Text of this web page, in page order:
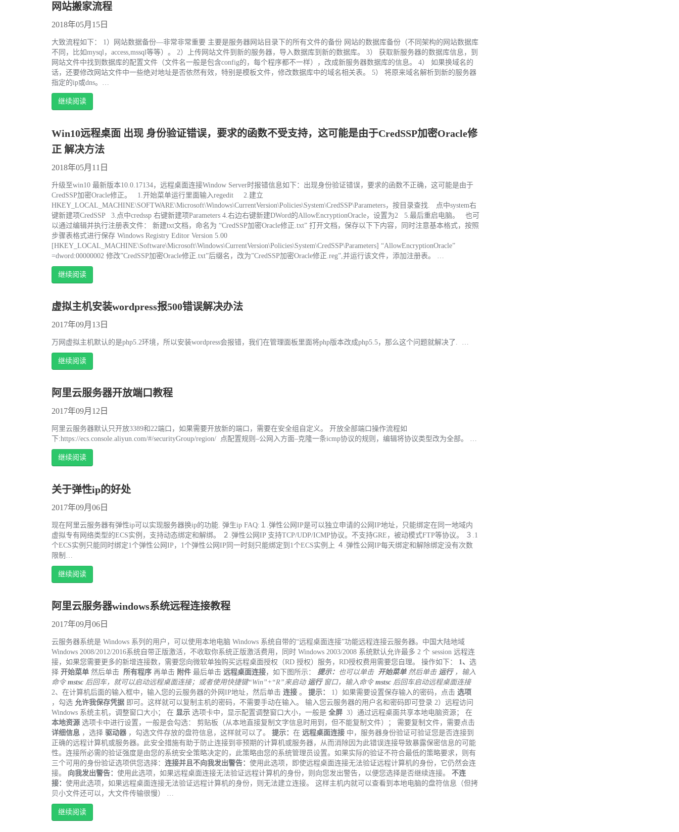
网站搬家流程
2018年05月15日
大致流程如下： 1）网站数据备份—非常非常重要 主要是服务器网站目录下的所有文件的备份 网站的数据库备份（不同架构的网站数据库
不同，比如mysql，access,mssql等等）。 2）上传网站文件到新的服务器，导入数据库到新的数据库。 3） 获取新服务器的数据库信息，到
网站文件中找到数据库的配置文件（文件名一般是包含config的，每个程序都不一样），改成新服务器数据库的信息。 4） 如果换域名的
话，还要修改网站文件中一些绝对地址是否依然有效，特别是模板文件，修改数据库中的域名相关表。 5） 将原来域名解析到新的服务器
指定的ip或dns。…
继续阅读
Win10远程桌面 出现 身份验证错误，要求的函数不受支持，这可能是由于CredSSP加密Oracle修
正 解决方法
2018年05月11日
升级至win10 最新版本10.0.17134，远程桌面连接Window Server时报错信息如下：出现身份验证错误，要求的函数不正确，这可能是由于
CredSSP加密Oracle修正。 1.开始菜单运行里面输入regedit 2.建立
HKEY_LOCAL_MACHINE\SOFTWARE\Microsoft\Windows\CurrentVersion\Policies\System\CredSSP\Parameters，按目录查找. 点中system右
键新建项CredSSP 3.点中credssp 右键新建项Parameters 4.右边右键新建DWord的AllowEncryptionOracle，设置为2 5.最后重启电脑。 也可
以通过编辑并执行注册表文件： 新建txt文档，命名为 “CredSSP加密Oracle修正.txt” 打开文档，保存以下下内容，同时注意基本格式，按照
步骤表格式进行保存 Windows Registry Editor Version 5.00
[HKEY_LOCAL_MACHINE\Software\Microsoft\Windows\CurrentVersion\Policies\System\CredSSP\Parameters] “AllowEncryptionOracle”
=dword:00000002 修改”CredSSP加密Oracle修正.txt”后缀名，改为”CredSSP加密Oracle修正.reg”,并运行该文件，添加注册表。 …
继续阅读
虚拟主机安装wordpress报500错误解决办法
2017年09月13日
万网虚拟主机默认的是php5.2环境，所以安装wordpress会报错，我们在管理面板里面将php版本改成php5.5，那么这个问题就解决了. …
继续阅读
阿里云服务器开放端口教程
2017年09月12日
阿里云服务器默认只开放3389和22端口，如果需要开放新的端口，需要在安全组自定义。 开放全部端口操作流程如
下:https://ecs.console.aliyun.com/#/securityGroup/region/ 点配置规则–公网入方面–克隆一条icmp协议的规则，编辑将协议类型改为全部。 …
继续阅读
关于弹性ip的好处
2017年09月06日
现在阿里云服务器有弹性ip可以实现服务器换ip的功能. 弹生ip FAQ:１.弹性公网IP是可以独立申请的公网IP地址，只能绑定在同一地域内
虚拟专有网络类型的ECS实例，支持动态绑定和解绑。 ２.弹性公网IP 支持TCP/UDP/ICMP协议。不支持GRE，被动模式FTP等协议。 ３.1
个ECS实例只能同时绑定1个弹性公网IP，1个弹性公网IP同一时刻只能绑定到1个ECS实例上 ４.弹性公网IP每天绑定和解除绑定没有次数
限制…
继续阅读
阿里云服务器windows系统远程连接教程
2017年09月06日
云服务器系统是 Windows 系列的用户，可以使用本地电脑 Windows 系统自带的“远程桌面连接”功能远程连接云服务器。中国大陆地域
Windows 2008/2012/2016系统自带正版激活，不收取你系统正版激活费用，同时 Windows 2003/2008 系统默认允许最多 2 个 session 远程连
接，如果您需要更多的新增连接数，需要您向微软单独购买远程桌面授权（RD 授权）服务，RD授权费用需要您自理。 操作如下： 1、 选
择 开始菜单 然后单击 所有程序 再单击 附件 最后单击 远程桌面连接，如下图所示： 提示： 也可以单击 开始菜单然后单击 运行，输入
命令 mstsc 后回车，就可以启动远程桌面连接；或者使用快捷键“Win”+“R”来启动 运行窗口，输入命令 mstsc 后回车启动远程桌面连接
2、在计算机后面的输入框中，输入您的云服务器的外网IP地址，然后单击 连接 。 提示： 1）如果需要设置保存输入的密码，点击 选项
，勾选 允许我保存凭据 即可。这样就可以复制主机的密码，不需要手动在输入。 输入您云服务器的用户名和密码即可登录 2）远程访问
Windows 系统主机，调整窗口大小； 在 显示 选项卡中，显示配置调整窗口大小，一般是 全屏 3）通过远程桌面共享本地电脑资源； 在
本地资源 选项卡中进行设置，一般是会勾选： 剪贴板（从本地直接复制文字信息时用到，但不能复制文件）； 需要复制文件，需要点击
详细信息 ，选择 驱动器 ，勾选文件存放的盘符信息，这样就可以了。 提示： 在 远程桌面连接 中，服务器身份验证可验证您是否连接到
正确的远程计算机或服务器。此安全措施有助于防止连接到非预期的计算机或服务器，从而消除因为此错误连接导致暴露保密信息的可能
性。连接所必需的验证强度是由您的系统安全策略决定的，此策略由您的系统管理员设置。如果实际的验证不符合最低的策略要求，则有
三个可用的身份验证选项供您选择： 连接并且不向我发出警告： 使用此选项，即使远程桌面连接无法验证远程计算机的身份，它仍然会连
接。 向我发出警告： 使用此选项，如果远程桌面连接无法验证远程计算机的身份，则向您发出警告，以便您选择是否继续连接。 不连
接： 使用此选项，如果远程桌面连接无法验证远程计算机的身份，则无法建立连接。 这样主机内就可以查看到本地电脑的盘符信息（但拷
贝小文件还可以，大文件传输很慢） …
继续阅读